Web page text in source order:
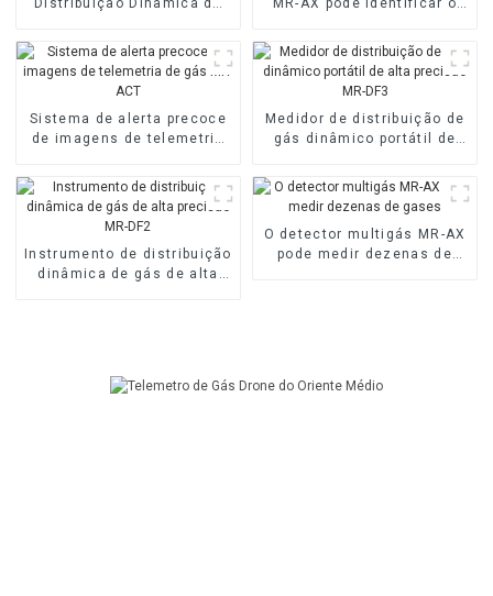
Distribuição Dinâmica de
Multicomponente
MR-AX pode identificar o
Sistema de alerta precoce
de imagens de telemetria
Medidor de distribuição de
gás dinâmico portátil de
Instrumento de distribuição
dinâmica de gás de alta
O detector multigás MR-AX
pode medir dezenas de